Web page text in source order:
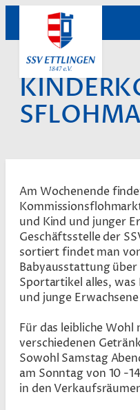
springen
Am Wochenende
und Kind und junger
Geschäftsstelle der
sortiert findet man
Babyausstattung
Sportartikel alles, was
und junge
Für das leibliche
verschiedenen
Sowohl Samstag
am Sonntag von 10 -
in den